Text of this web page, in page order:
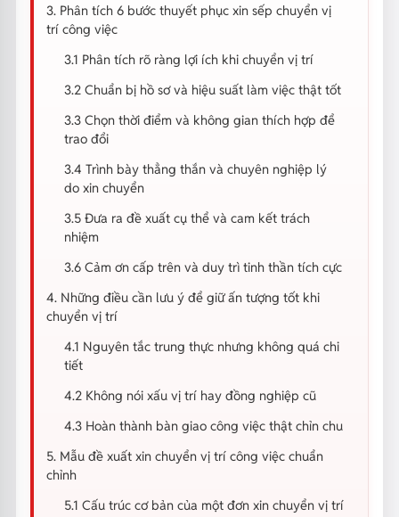
3. Phân tích 6 bước thuyết phục xin sếp chuyển vị
trí công việc
3.1 Phân tích rõ ràng lợi ích khi chuyển vị trí
3.2 Chuẩn bị hồ sơ và hiệu suất làm việc thật tốt
3.3 Chọn thời điểm và không gian thích hợp để
trao đổi
3.4 Trình bày thẳng thắn và chuyên nghiệp lý
do xin chuyển
3.5 Đưa ra đề xuất cụ thể và cam kết trách
nhiệm
3.6 Cảm ơn cấp trên và duy trì tinh thần tích cực
4. Những điều cần lưu ý để giữ ấn tượng tốt khi
chuyển vị trí
4.1 Nguyên tắc trung thực nhưng không quá chi
tiết
4.2 Không nói xấu vị trí hay đồng nghiệp cũ
4.3 Hoàn thành bàn giao công việc thật chỉn chu
5. Mẫu đề xuất xin chuyển vị trí công việc chuẩn
chỉnh
5.1 Cấu trúc cơ bản của một đơn xin chuyển vị trí